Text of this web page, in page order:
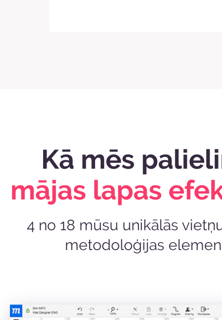
Kā mēs
mājas lapas
4 no 18 mūsu unikālās
metodoloģijas